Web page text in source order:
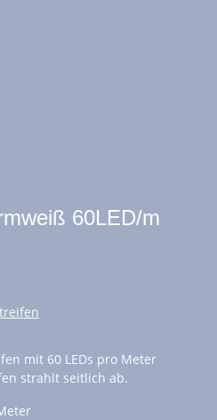
60LED/m
mit 60 LEDs pro Meter
strahlt seitlich ab.